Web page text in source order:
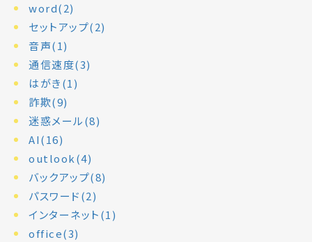
word(2)
セットアップ(2)
音声(1)
通信速度(3)
はがき(1)
詐欺(9)
迷惑メール(8)
AI(16)
outlook(4)
バックアップ(8)
パスワード(2)
インターネット(1)
office(3)